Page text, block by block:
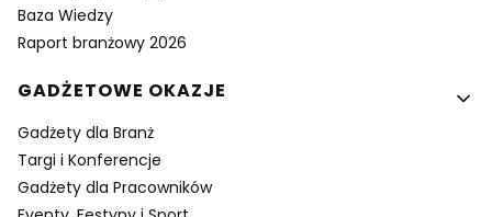
Baza Wiedzy
Raport branżowy 2026
GADŻETOWE OKAZJE
Gadżety dla Branż
Targi i Konferencje
Gadżety dla Pracowników